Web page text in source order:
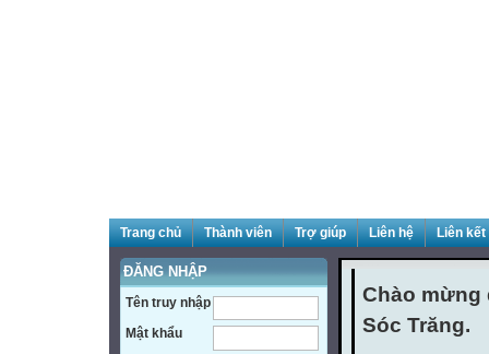
Trang chủ Thành viên Trợ giúp Liên hệ Liên
ĐĂNG NHẬP
Tên truy nhập
Mật khẩu
Chào mừng
Sóc Trăng.